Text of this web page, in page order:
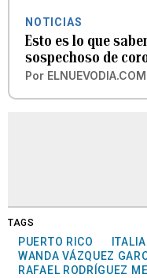
NOTICIAS
Esto es lo que
sospechoso de
Por ELNUEVODIA.COM
TAGS
PUERTO RICO ITALIA
WANDA VÁZQUEZ
RAFAEL RODRÍGUEZ